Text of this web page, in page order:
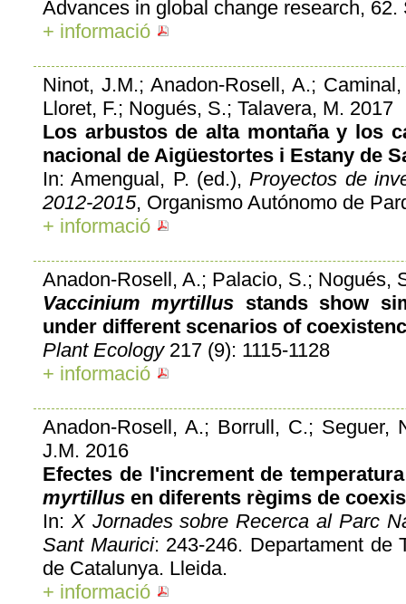
Advances in global change research, 62.
+ informació
Ninot, J.M.; Anadon-Rosell, A.;
Lloret, F.; Nogués, S.; Talavera, M. 2017
Los arbustos de alta montaña y los
nacional de Aigüestortes i Estany de
In: Amengual, P. (ed.),Proyectos de
2012-2015, Organismo Autónomo de
+ informació
Anadon-Rosell, A.; Palacio, S.; Nogués,
Vaccinium myrtillus stands show
under different scenarios of
Plant Ecology217 (9): 1115-1128
+ informació
Anadon-Rosell, A.; Borrull, C.;
J.M. 2016
Efectes de l'increment de
myrtillus en diferents règims de
In:X Jornades sobre Recerca al Parc
Sant Maurici: 243-246. Departament de
de Catalunya. Lleida.
+ informació